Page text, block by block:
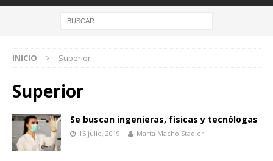
INICIO Superior
Superior
Se buscan ingenieras, físicas y tecnólogas
16 julio, 2019 Marta Macho Stadler